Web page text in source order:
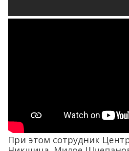
При этом сотрудник